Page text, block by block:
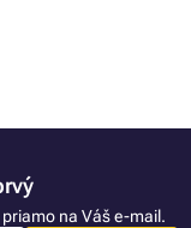
na Váš e-mail.